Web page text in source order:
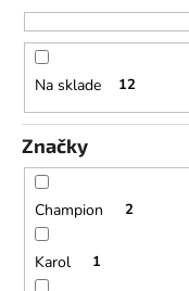
r
o
d
k
t
o
v
Na sklade 12
Značky
Champion 2
Karol 1
O
o
r
ú
m